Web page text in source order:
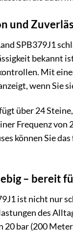
und
SPB379J1
bekannt
Mit einer
wenn Sie
über 24
Frequenz von
können Sie
– bereit
ist nicht nur
des
bar (200